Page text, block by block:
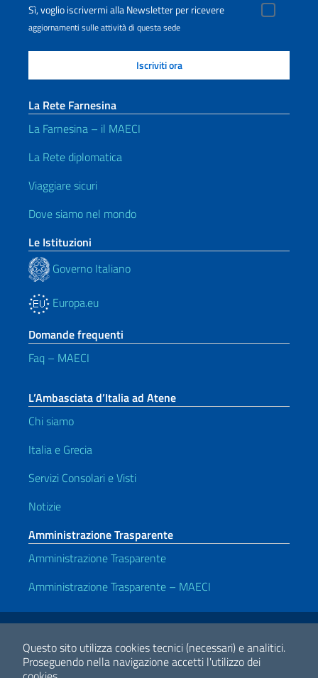
Questo sito utilizza cookies tecnici (necessari) e analitici.
Proseguendo nella navigazione accetti l'utilizzo dei
Sì, voglio iscrivermi alla Newsletter per ricevere
aggiornamenti sulle attività di questa sede
La Rete Farnesina
La Farnesina – il MAECI
La Rete diplomatica
Viaggiare sicuri
Dove siamo nel mondo
Le Istituzioni
Governo Italiano
Europa.eu
Domande frequenti
Faq – MAECI
L’Ambasciata d’Italia ad Atene
Chi siamo
Italia e Grecia
Servizi Consolari e Visti
Notizie
Amministrazione Trasparente
Amministrazione Trasparente
Amministrazione Trasparente – MAECI
Link Utili